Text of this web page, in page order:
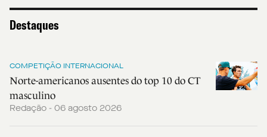
Destaques
COMPETIÇÃO INTERNACIONAL
Norte-americanos ausentes do top 10 do CT
masculino
Redação - 06 agosto 2026